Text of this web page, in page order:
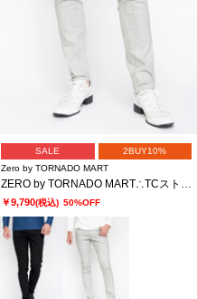
SALE
2BUY10%
Zero by TORNADO MART
ZERO by TORNADO MART∴TCストレッチツイルパンツ
￥9,790(税込) 50%OFF